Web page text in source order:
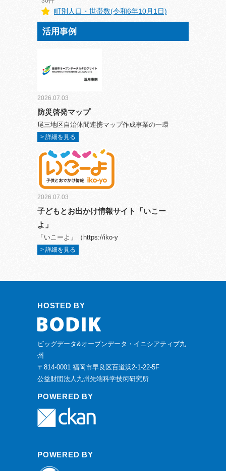
町別人口・世帯数(令和6年10月1日)
活用事例
2026.07.03
防災啓発マップ
尾三地区自治体間連携マップ作成事業の一環
> 詳細を見る
2026.07.03
子どもとお出かけ情報サイト「いこー
よ」
「いこーよ」（https://iko-y
> 詳細を見る
HOSTED BY
ビッグデータ&オープンデータ・イニシアティブ九
州
〒814-0001 福岡市早良区百道浜2-1-22-5F
公益財団法人九州先端科学技術研究所
POWERED BY
POWERED BY